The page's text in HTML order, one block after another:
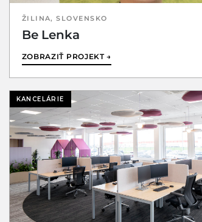
ŽILINA, SLOVENSKO
Be Lenka
ZOBRAZIŤ PROJEKT →
KANCELÁRIE